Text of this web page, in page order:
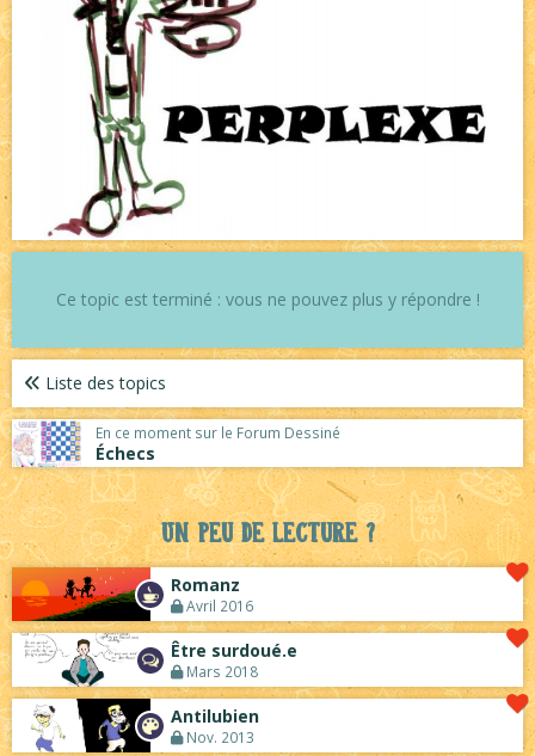
Ce topic est terminé : vous ne pouvez plus y répondre !
Liste des topics
En ce moment sur le Forum Dessiné
Échecs
Un peu de lecture ?
Romanz
Avril 2016
Être surdoué.e
Mars 2018
Antilubien
Nov. 2013